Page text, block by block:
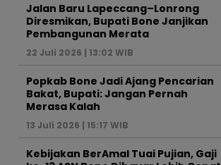
Jalan Baru Lapeccang–Lonrong
Diresmikan, Bupati Bone Janjikan
Pembangunan Merata
22 Juli 2026 | 13:02 WIB
Popkab Bone Jadi Ajang Pencarian
Bakat, Bupati: Jangan Pernah
Merasa Kalah
13 Juli 2026 | 15:17 WIB
Kebijakan BerAmal Tuai Pujian, Gaji